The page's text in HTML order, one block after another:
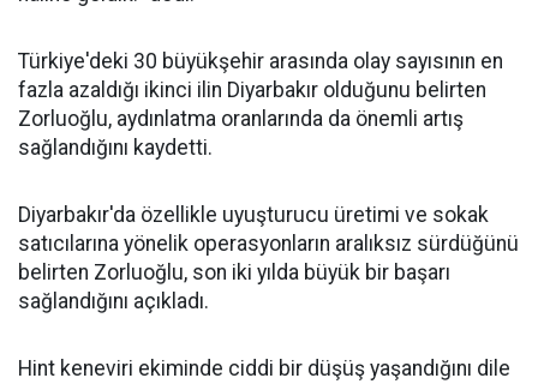
Türkiye'deki 30 büyükşehir arasında olay sayısının en
fazla azaldığı ikinci ilin Diyarbakır olduğunu belirten
Zorluoğlu, aydınlatma oranlarında da önemli artış
sağlandığını kaydetti.
Diyarbakır'da özellikle uyuşturucu üretimi ve sokak
satıcılarına yönelik operasyonların aralıksız sürdüğünü
belirten Zorluoğlu, son iki yılda büyük bir başarı
sağlandığını açıkladı.
Hint keneviri ekiminde ciddi bir düşüş yaşandığını dile